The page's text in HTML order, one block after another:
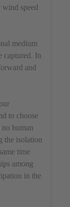
speed
medium
captured. In
and
to choose
human
the isolation
time
among
in the